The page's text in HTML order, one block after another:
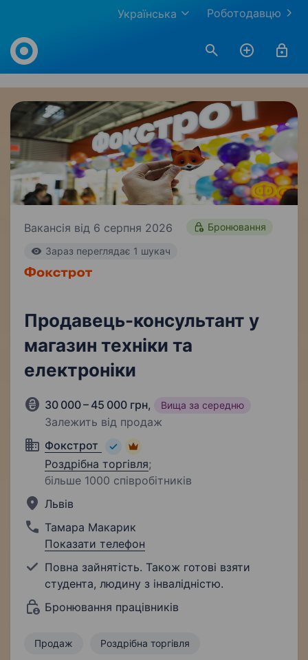
Роботодавцю
Українська
Work.ua
Вакансія від 6 серпня 2026 Бронювання
Зараз переглядає 1 шукач
Продавець-консультант у
магазин техніки та
електроніки
30 000 – 45 000 грн, Вища за середню
Залежить від продаж
Фокстрот
Роздрібна торгівля;
більше 1000 співробітників
Львів
Тамара Макарик
Показати телефон
Повна зайнятість. Також готові взяти
студента, людину з інвалідністю.
Бронювання працівників
Продаж Роздрібна торгівля